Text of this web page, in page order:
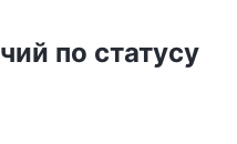
по статусу